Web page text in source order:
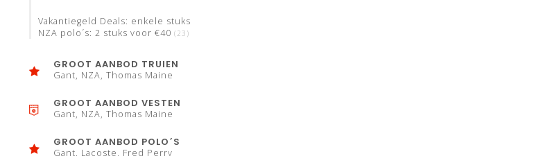
Vakantiegeld Deals: enkele stuks
NZA polo´s: 2 stuks voor €40 (23)
GROOT AANBOD TRUIEN
Gant, NZA, Thomas Maine
GROOT AANBOD VESTEN
Gant, NZA, Thomas Maine
GROOT AANBOD POLO´S
Gant, Lacoste, Fred Perry